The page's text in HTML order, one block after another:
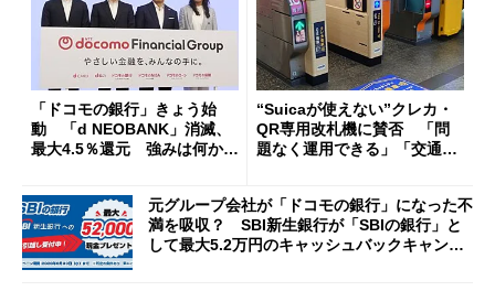
「ドコモの銀行」きょう始
動 「d NEOBANK」消滅、
最大4.5％還元 強みは何か解
“Suicaが使えない”クレカ・
QR専用改札機に賛否 「問
題なく運用できる」「交通系I
元グループ会社が「ドコモの銀行」になった不
満を吸収？ SBI新生銀行が「SBIの銀行」と
して最大5.2万円のキャッシュバックキャンペ